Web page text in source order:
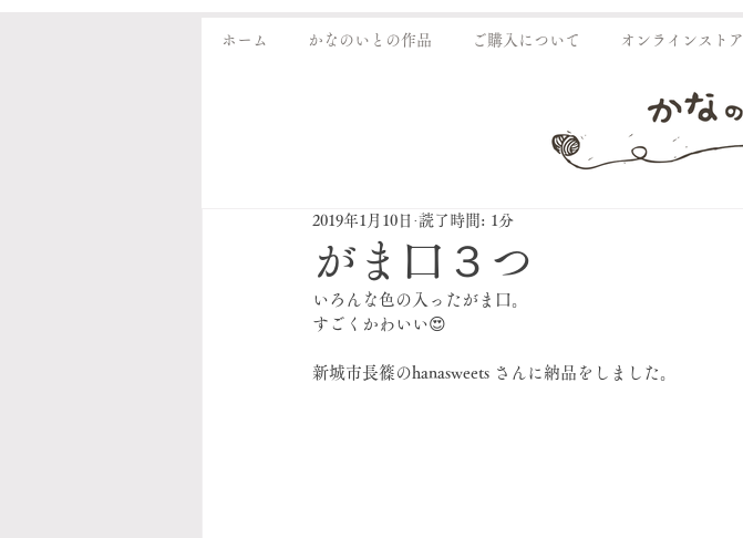
ホーム かなのいとの作品 ご購入について オンラインストア
がま口３つ
2019年1月10日 読了時間: 1分
いろんな色の入ったがま口。
すごくかわいい😍
新城市長篠のhanasweets さんに納品をしました。